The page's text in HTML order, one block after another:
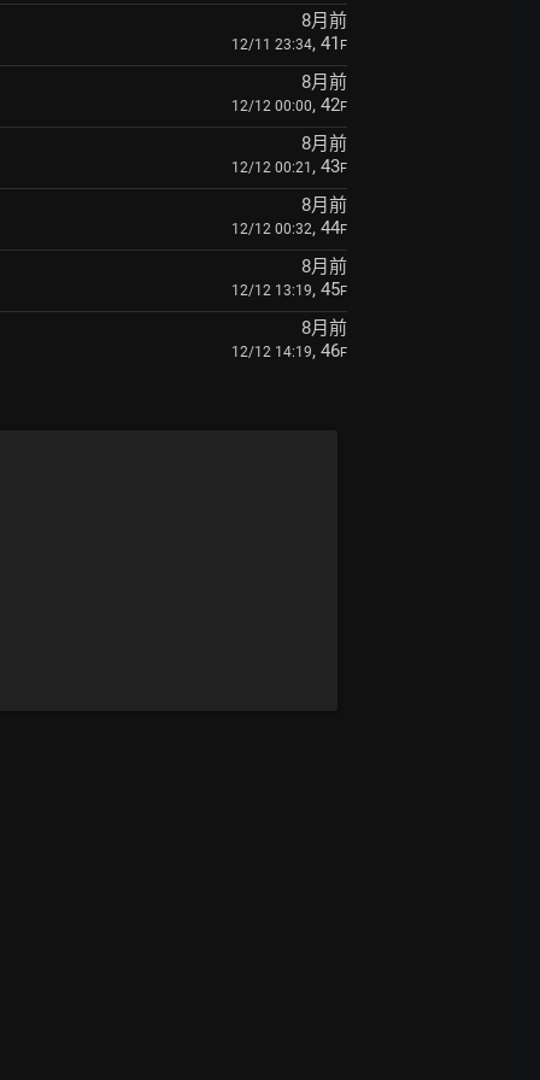
8月前
12/11 23:34, 41 F
8月前
12/12 00:00, 42F
8月前
12/12 00:21 , 43F
8月前
12/12 00:32, 44F
8月前
12/12 13:19, 45F
8月前
12/12 14:19, 46F